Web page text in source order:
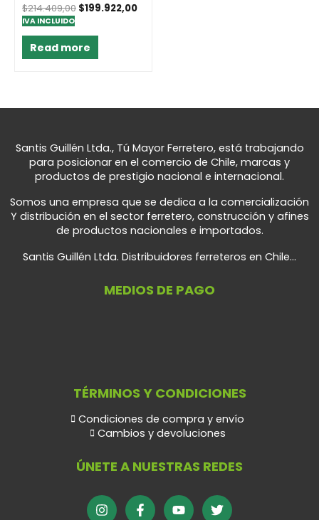
Rated
0
out
$214.409,00 $199.922,00
IVA INCLUIDO
Read more
Santis Guillén Ltda., Tú Mayor Ferretero, está trabajando
para posicionar en el comercio de Chile, marcas y
productos de prestigio nacional e internacional.
Somos una empresa que se dedica a la comercialización
Y distribución en el sector ferretero, construcción y afines
de productos nacionales e importados.
Santis Guillén Ltda. Distribuidores ferreteros en Chile...
MEDIOS DE PAGO
TÉRMINOS Y CONDICIONES
Condiciones de compra y envío
Cambios y devoluciones
ÚNETE A NUESTRAS REDES